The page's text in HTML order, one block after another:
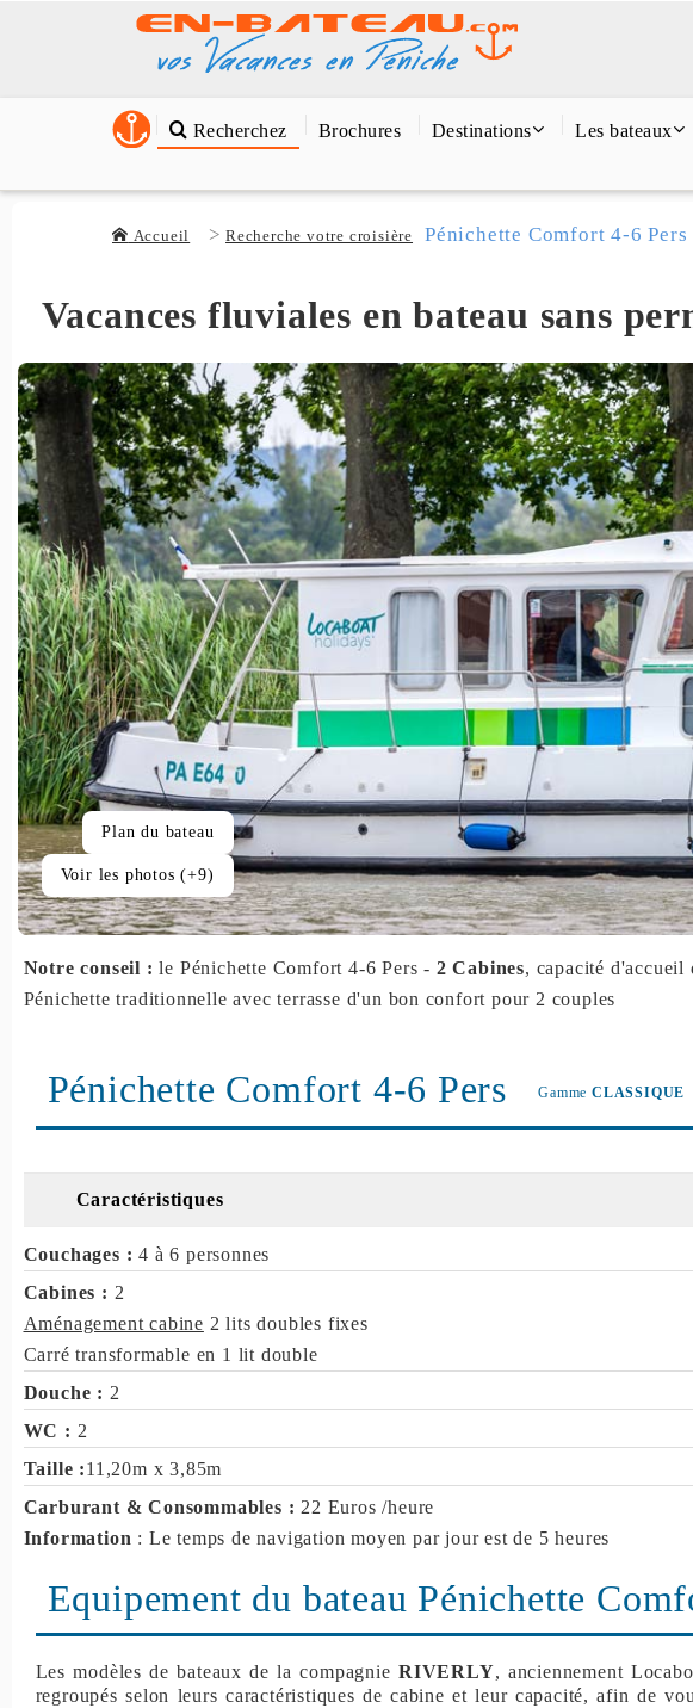
Recherchez Brochures Destinations Les bateaux
Accueil Recherche votre croisière Pénichette Comfort 4-6 Pers
Vacances fluviales en bateau sans
Plan du bateau
Voir les photos (+9)
Notre conseil :le Pénichette Comfort 4-6 Pers - 2 Cabines, capacité
Pénichette traditionnelle avec terrasse d'un bon confort pour 2 couples
Pénichette Comfort 4-6 Pers Gamme CLASSIQUE
Caractéristiques
Couchages : 4 à 6 personnes
Cabines : 2
Aménagement cabine 2 lits doubles fixes
Carré transformable en 1 lit double
Douche : 2
WC : 2
Taille :11,20m x 3,85m
Carburant & Consommables : 22 Euros /heure
Information : Le temps de navigation moyen par jour est de 5 heures
Equipement du bateau Pénichette
Les modèles de bateaux de la compagnie RIVERLY, anciennement
regroupés selon leurs caractéristiques de cabine et leur capacité, afin de